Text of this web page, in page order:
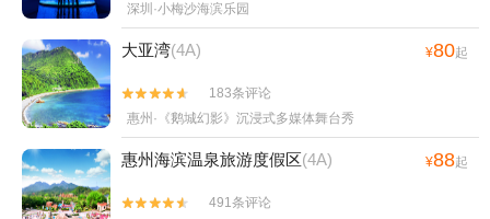
深圳·小梅沙海滨乐园
大亚湾(4A) ¥80起


183条评论
惠州·《鹅城幻影》沉浸式多媒体舞台秀
惠州海滨温泉旅游度假区(4A) ¥88起


491条评论